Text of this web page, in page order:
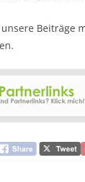
Beiträge